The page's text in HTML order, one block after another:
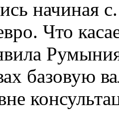
начиная
Что
базовую